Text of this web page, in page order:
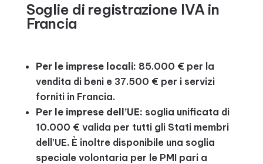
Soglie di registrazione IVA in
Francia
Per le imprese locali: 85.000 € per la
vendita di beni e 37.500 € per i servizi
forniti in Francia.
Per le imprese dell’UE: soglia unificata di
10.000 € valida per tutti gli Stati membri
dell’UE. È inoltre disponibile una soglia
speciale volontaria per le PMI pari a